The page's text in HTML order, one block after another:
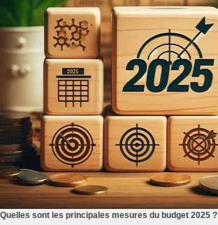
Quelles sont les principales mesures du budget 2025 ?